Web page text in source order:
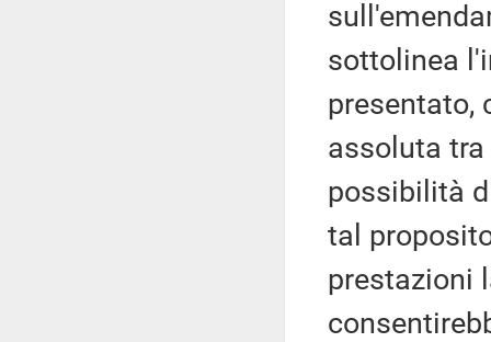
sottolinea
presentato,
assoluta
possibilità
tal
prestazioni